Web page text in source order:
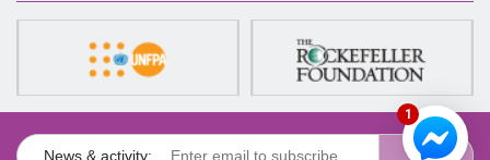
1
News & activity: